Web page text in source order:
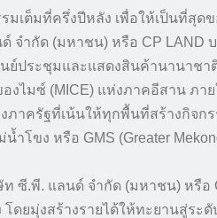
รมเต็มที่ครึ่งปีหลัง เพื่อให้เป็นที่สุ
ด์ จำกัด (มหาชน) หรือ CP
นย์ประชุมและแสดงสินค้านานาชา
งไมซ์ (MICE) แห่งภาคอีสาน ภา
ภาครัฐที่เน้นให้ทุกพื้นที่สร้างกิจก
โขง หรือ GMS (Greater
ซี.พี. แลนด์ จำกัด (มหาชน) หรือ
ดยมุ่งสร้างรายได้ให้ทะยานสู่ระ